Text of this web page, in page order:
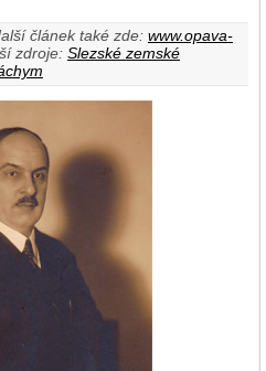
článek také zde: www.opava-
zdroje: Slezské zemské